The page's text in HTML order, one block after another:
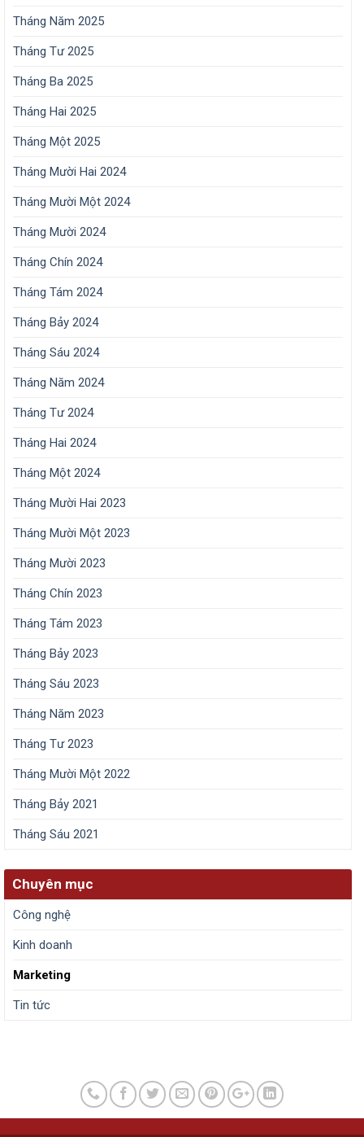
Tháng Năm 2025
Tháng Tư 2025
Tháng Ba 2025
Tháng Hai 2025
Tháng Một 2025
Tháng Mười Hai 2024
Tháng Mười Một 2024
Tháng Mười 2024
Tháng Chín 2024
Tháng Tám 2024
Tháng Bảy 2024
Tháng Sáu 2024
Tháng Năm 2024
Tháng Tư 2024
Tháng Hai 2024
Tháng Một 2024
Tháng Mười Hai 2023
Tháng Mười Một 2023
Tháng Mười 2023
Tháng Chín 2023
Tháng Tám 2023
Tháng Bảy 2023
Tháng Sáu 2023
Tháng Năm 2023
Tháng Tư 2023
Tháng Mười Một 2022
Tháng Bảy 2021
Tháng Sáu 2021
Chuyên mục
Công nghệ
Kinh doanh
Marketing
Tin tức